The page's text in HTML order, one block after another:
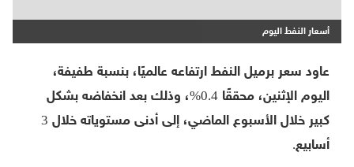
أسعار النفط اليوم
عاود سعر برميل النفط ارتفاعه عالميًا، بنسبة طفيفة،
اليوم الإثنين، محققًا 0.4%، وذلك بعد انخفاضه بشكل
كبير خلال الأسبوع الماضي، إلى أدنى مستوياته خلال 3
أسابيع.